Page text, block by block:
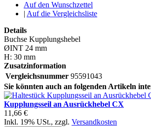
Auf den Wunschzettel
| Auf die Vergleichsliste
Details
Buchse Kupplungshebel
ØINT 24 mm
H: 30 mm
Zusatzinformation
Vergleichsnummer 95591043
Sie könnten auch an folgenden Artikeln
Kupplungsseil an Ausrückhebel CX
11,66 €
Inkl. 19% USt., zzgl. Versandkosten